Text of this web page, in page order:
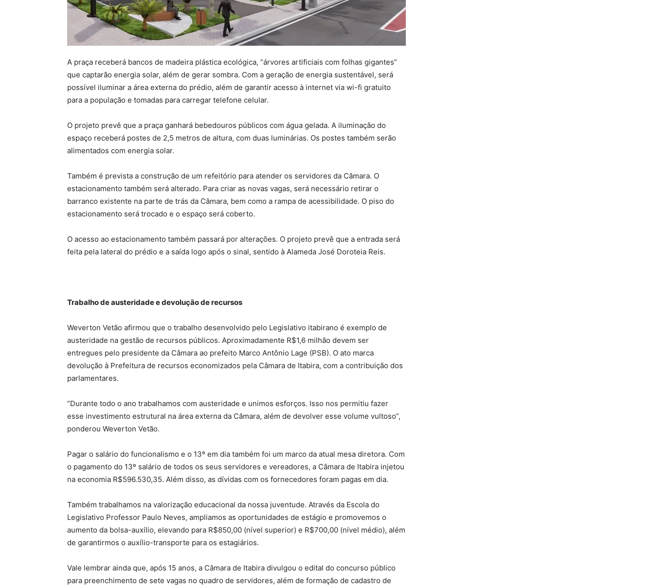
A praça receberá bancos de madeira plástica ecológica, “árvores artificiais com folhas gigantes”
que captarão energia solar, além de gerar sombra. Com a geração de energia sustentável, será
possível iluminar a área externa do prédio, além de garantir acesso à internet via wi-fi gratuito
para a população e tomadas para carregar telefone celular.
O projeto prevê que a praça ganhará bebedouros públicos com água gelada. A iluminação do
espaço receberá postes de 2,5 metros de altura, com duas luminárias. Os postes também serão
alimentados com energia solar.
Também é prevista a construção de um refeitório para atender os servidores da Câmara. O
estacionamento também será alterado. Para criar as novas vagas, será necessário retirar o
barranco existente na parte de trás da Câmara, bem como a rampa de acessibilidade. O piso do
estacionamento será trocado e o espaço será coberto.
O acesso ao estacionamento também passará por alterações. O projeto prevê que a entrada será
feita pela lateral do prédio e a saída logo após o sinal, sentido à Alameda José Doroteia Reis.
Trabalho de austeridade e devolução de recursos
Weverton Vetão afirmou que o trabalho desenvolvido pelo Legislativo itabirano é exemplo de
austeridade na gestão de recursos públicos. Aproximadamente R$1,6 milhão devem ser
entregues pelo presidente da Câmara ao prefeito Marco Antônio Lage (PSB). O ato marca
devolução à Prefeitura de recursos economizados pela Câmara de Itabira, com a contribuição dos
parlamentares.
“Durante todo o ano trabalhamos com austeridade e unimos esforços. Isso nos permitiu fazer
esse investimento estrutural na área externa da Câmara, além de devolver esse volume vultoso”,
ponderou Weverton Vetão.
Pagar o salário do funcionalismo e o 13º em dia também foi um marco da atual mesa diretora. Com
o pagamento do 13º salário de todos os seus servidores e vereadores, a Câmara de Itabira injetou
na economia R$596.530,35. Além disso, as dívidas com os fornecedores foram pagas em dia.
Também trabalhamos na valorização educacional da nossa juventude. Através da Escola do
Legislativo Professor Paulo Neves, ampliamos as oportunidades de estágio e promovemos o
aumento da bolsa-auxílio, elevando para R$850,00 (nível superior) e R$700,00 (nível médio), além
de garantirmos o auxílio-transporte para os estagiários.
Vale lembrar ainda que, após 15 anos, a Câmara de Itabira divulgou o edital do concurso público
para preenchimento de sete vagas no quadro de servidores, além de formação de cadastro de